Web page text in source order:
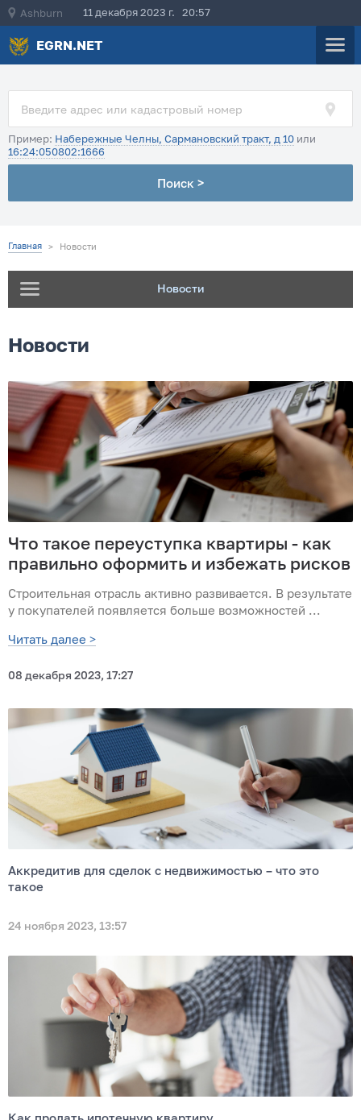
Ashburn 11 декабря 2023 г. 20:57
EGRN.NET
Поиск >
Пример: Набережные Челны, Сармановский тракт, д 10 или
16:24:050802:1666
Главная > Новости
Новости
Новости
Что такое переуступка квартиры - как
правильно оформить и избежать рисков
Строительная отрасль активно развивается. В результате
у покупателей появляется больше возможностей ...
Читать далее >
08 декабря 2023, 17:27
Аккредитив для сделок с недвижимостью – что это
такое
24 ноября 2023, 13:57